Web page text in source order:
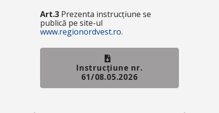
Art.3 Prezenta instrucțiune se
publică pe site-ul
www.regionordvest.ro.
Instrucțiune nr.
61/08.05.2026